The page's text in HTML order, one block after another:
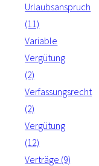
Urlaubsanspruch
(11)
Variable
Vergütung
(2)
Verfassungsrecht
(2)
Vergütung
(12)
Verträge (9)